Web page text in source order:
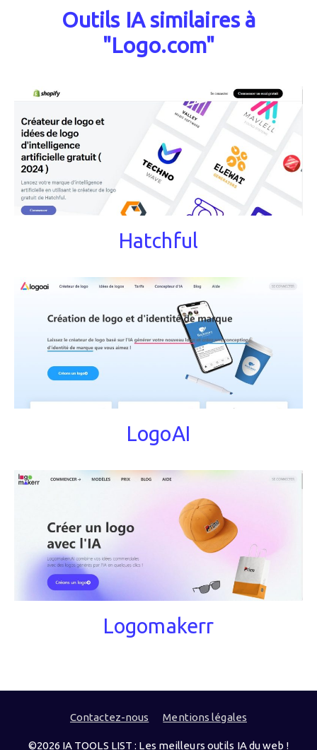
Outils IA similaires à
"Logo.com"
Hatchful
LogoAI
Logomakerr
Contactez-nous Mentions légales
©2026 IA TOOLS LIST : Les meilleurs outils IA du web !